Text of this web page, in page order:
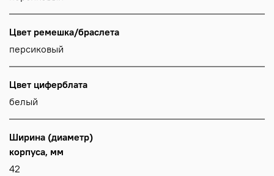
Цвет ремешка/браслета
персиковый
Цвет циферблата
белый
Ширина (диаметр)
корпуса, мм
42